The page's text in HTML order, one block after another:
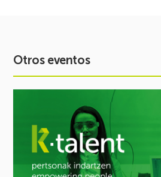
Otros eventos
STEAM
2027: